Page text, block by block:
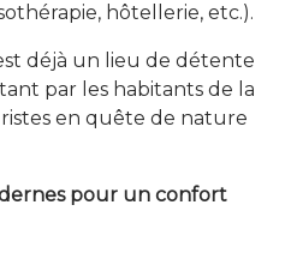
hôtellerie, etc.).
déjà un lieu de détente
par les habitants de la
en quête de nature
pour un confort